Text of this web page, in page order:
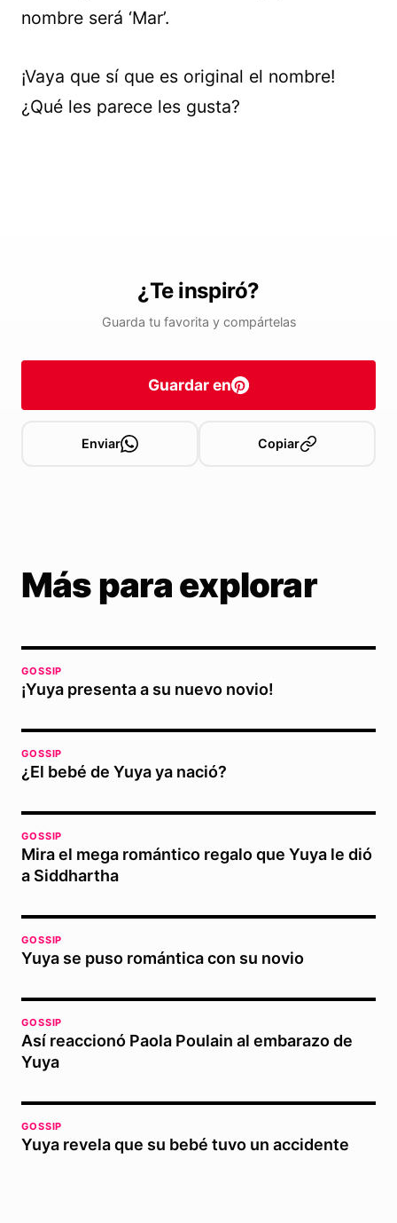
nombre será ‘Mar’.
¡Vaya que sí que es original el nombre!
¿Qué les parece les gusta?
¿Te inspiró?
Guarda tu favorita y compártelas
Guardar en
Enviar Copiar
Más para explorar
GOSSIP
¡Yuya presenta a su nuevo novio!
GOSSIP
¿El bebé de Yuya ya nació?
GOSSIP
Mira el mega romántico regalo que Yuya le dió
a Siddhartha
GOSSIP
Yuya se puso romántica con su novio
GOSSIP
Así reaccionó Paola Poulain al embarazo de
Yuya
GOSSIP
Yuya revela que su bebé tuvo un accidente